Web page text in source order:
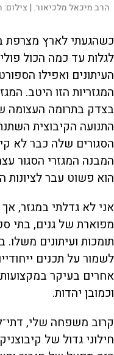
הרב מיכאל מלכיאור. | צילום:
כשהגעתי לארץ מצרפת
לגלות עד כמה הכול
העיתונים ואפילו
המגזריות הזו היטב.
בצדק בתרומה העצומה
התנועה הקיבוצית
הסגורים שלה כבר לא
המבנה המגזרי הסגור
הוא פשוט עבר לציונות
אני לא גדלתי במגזר,
מפוארת של גנים, בתי
תומכות ועיתונים משלו.
לשמור על תכנים
אחרים בעיקר
וכמובן יהדות.
קרוב משפחה שלי,
חילוני גדול של